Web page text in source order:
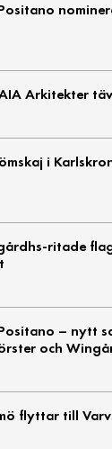
Arkitekter
i
ritade
– nytt
och
flyttar till